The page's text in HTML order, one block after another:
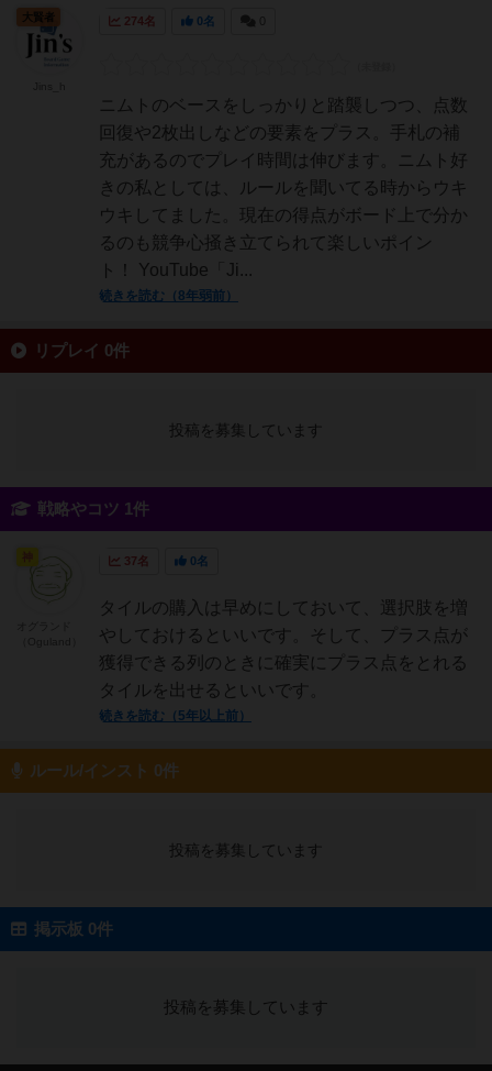
274名 0名
ニムトのベースをしっかりと踏襲しつつ、点数
回復や2枚出しなどの要素をプラス。手札の補
充があるのでプレイ時間は伸びます。ニムト好
きの私としては、ルールを聞いてる時からウキ
ウキしてました。現在の得点がボード上で分か
るのも競争心掻き立てられて楽しいポイン
ト！ YouTube「Ji...
続きを読む（8年弱前）
大賢者
リプレイ 0件
投稿を募集しています
戦略やコツ 1件
37名 0名
タイルの購入は早めにしておいて、選択肢を増
やしておけるといいです。そして、プラス点が
獲得できる列のときに確実にプラス点をとれる
タイルを出せるといいです。
続きを読む（5年以上前）
ルール/インスト 0件
投稿を募集しています
掲示板 0件
投稿を募集しています